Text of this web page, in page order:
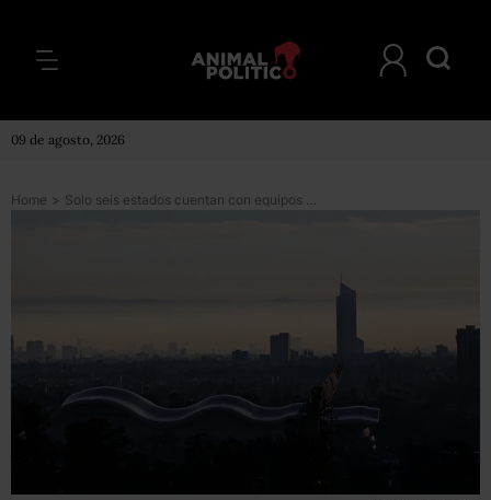
09 de agosto, 2026
Home > Solo seis estados cuentan con equipos eficientes para el monitoreo del aire